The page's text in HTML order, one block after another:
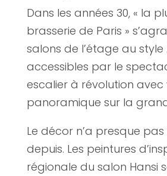
Dans les années 30, « la
brasserie de Paris »
salons de l’étage au style
accessibles par le
escalier à révolution avec
panoramique sur la
Le décor n’a presque
depuis. Les peintures
régionale du salon Hansi